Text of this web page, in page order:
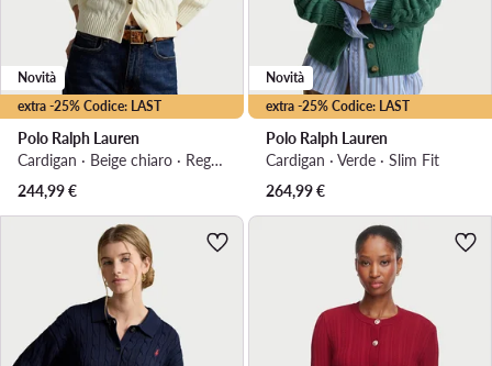
extra -25% Codice: LAST
Novità
Polo Ralph Lauren
Cardigan · Beige chiaro · Regular Fit
244,99€
extra -25% Codice: LAST
Novità
Polo Ralph Lauren
Cardigan · Verde · Slim Fit
264,99€